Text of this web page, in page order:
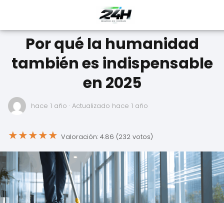
Por qué la humanidad
también es indispensable
en 2025
hace 1 año · Actualizado hace 1 año
★★★★★ Valoración: 4.86 (232 votos)